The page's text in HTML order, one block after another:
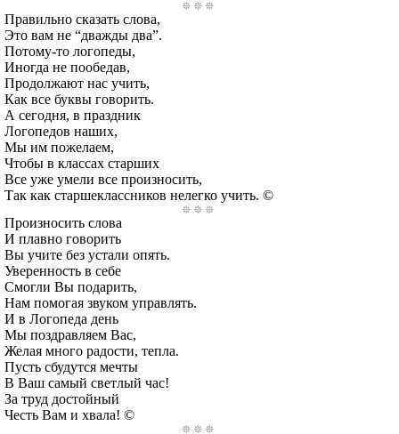
Правильно сказать слова,
Это вам не “дважды два”.
Потому-то логопеды,
Иногда не пообедав,
Продолжают нас учить,
Как все буквы говорить.
А сегодня, в праздник
Логопедов наших,
Мы им пожелаем,
Чтобы в классах старших
Все уже умели все произносить,
Так как старшеклассников нелегко учить. ©
Произносить слова
И плавно говорить
Вы учите без устали опять.
Уверенность в себе
Смогли Вы подарить,
Нам помогая звуком управлять.
И в Логопеда день
Мы поздравляем Вас,
Желая много радости, тепла.
Пусть сбудутся мечты
В Ваш самый светлый час!
За труд достойный
Честь Вам и хвала! ©